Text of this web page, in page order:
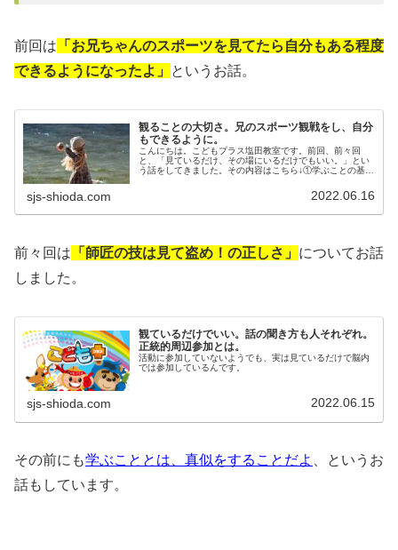
前回は 「お兄ちゃんのスポーツを見てたら自分もある程度
できるようになったよ」
というお話。
観ることの大切さ。兄のスポーツ観戦をし、自分
もできるように。
こんにちは。こどもプラス塩田教室です。前回、前々回
と、「見ているだけ、その場にいるだけでもいい。」とい
う話をしてきました。その内容はこちら↓①学ぶことの基本
sjs-shioda.com 2022.06.16
前々回は 「師匠の技は見て盗め！の正しさ」 についてお話
しました。
観ているだけでいい。話の聞き方も人それぞれ。
正統的周辺参加とは。
活動に参加していないようでも、実は見ているだけで脳内
では参加しているんです。
sjs-shioda.com 2022.06.15
その前にも学ぶこととは、真似をすることだよ
、というお
話もしています。